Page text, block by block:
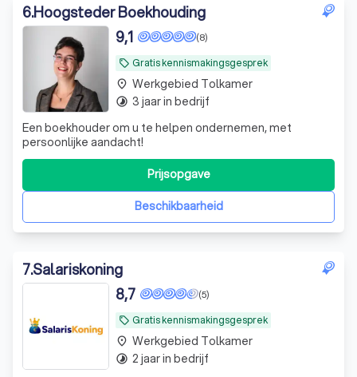
6.Hoogsteder Boekhouding
local_offer Gratis kennismakingsgesprek
(8)
9,1
Een boekhouder om u te helpen ondernemen, met
persoonlijke aandacht!
Beschikbaarheid
Prijsopgave
place Werkgebied Tolkamer
timelapse 3 jaar in bedrijf
7.Salariskoning
local_offer Gratis kennismakingsgesprek
(5)
8,7
place Werkgebied Tolkamer
timelapse 2 jaar in bedrijf